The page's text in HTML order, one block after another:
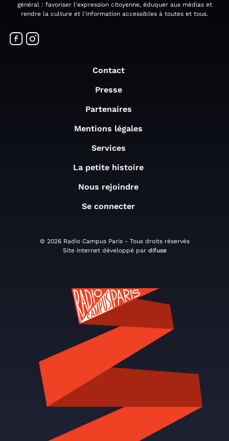
général : favoriser l'expression citoyenne, éduquer aux médias et
rendre la culture et l'information accessibles à toutes et tous.
Contact
Presse
Partenaires
Mentions légales
Services
La petite histoire
Nous rejoindre
Se connecter
© 2026 Radio Campus Paris - Tous droits réservés
Site internet développé par difuse